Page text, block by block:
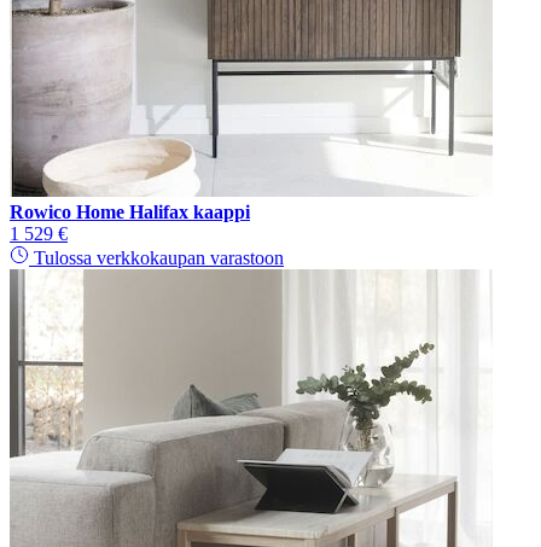
Rowico Home Halifax kaappi
1 529 €
Tulossa verkkokaupan varastoon